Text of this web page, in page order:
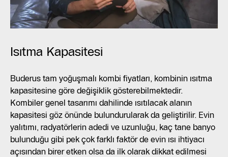
Isıtma Kapasitesi
Buderus tam yoğuşmalı kombi fiyatları, kombinin ısıtma
kapasitesine göre değişiklik gösterebilmektedir.
Kombiler genel tasarımı dahilinde ısıtılacak alanın
kapasitesi göz önünde bulundurularak da geliştirilir. Evin
yalıtımı, radyatörlerin adedi ve uzunluğu, kaç tane banyo
bulunduğu gibi pek çok farklı faktör de evin ısı ihtiyacı
açısından birer etken olsa da ilk olarak dikkat edilmesi